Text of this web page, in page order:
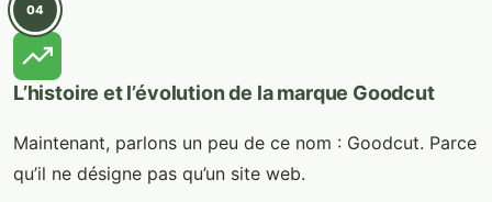
04
L’histoire et l’évolution de la marque Goodcut
Maintenant, parlons un peu de ce nom : Goodcut. Parce
qu’il ne désigne pas qu’un site web.